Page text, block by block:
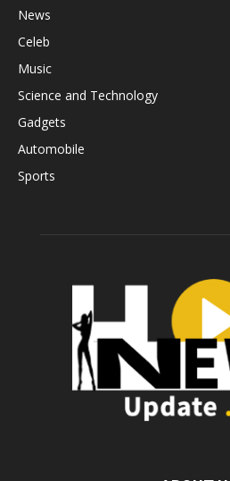
News
Celeb
Music
Science and Technology
Gadgets
Automobile
Sports